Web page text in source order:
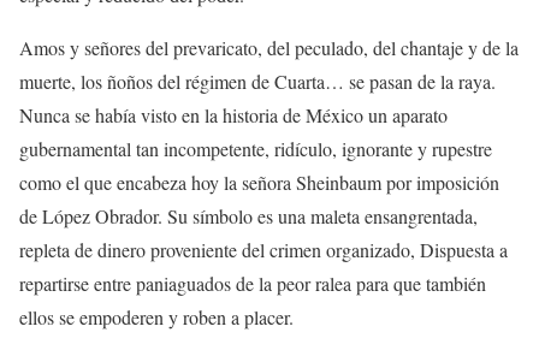
Amos y señores del prevaricato, del peculado, del chantaje y de la
muerte, los ñoños del régimen de Cuarta… se pasan de la raya.
Nunca se había visto en la historia de México un aparato
gubernamental tan incompetente, ridículo, ignorante y rupestre
como el que encabeza hoy la señora Sheinbaum por imposición
de López Obrador. Su símbolo es una maleta ensangrentada,
repleta de dinero proveniente del crimen organizado, Dispuesta a
repartirse entre paniaguados de la peor ralea para que también
ellos se empoderen y roben a placer.